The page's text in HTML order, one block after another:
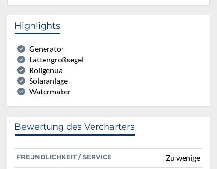
Highlights
Generator
Lattengroßsegel
Rollgenua
Solaranlage
Watermaker
Bewertung des Vercharters
FREUNDLICHKEIT / SERVICE Zu wenige